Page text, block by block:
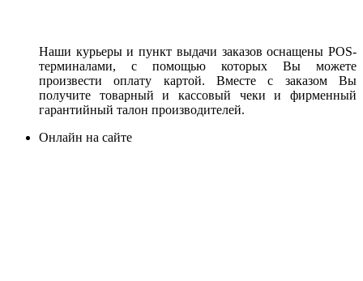
Наши курьеры и пункт выдачи заказов оснащены POS-
терминалами, с помощью которых Вы можете
произвести оплату картой. Вместе с заказом Вы
получите товарный и кассовый чеки и фирменный
гарантийный талон производителей.
Онлайн на сайте